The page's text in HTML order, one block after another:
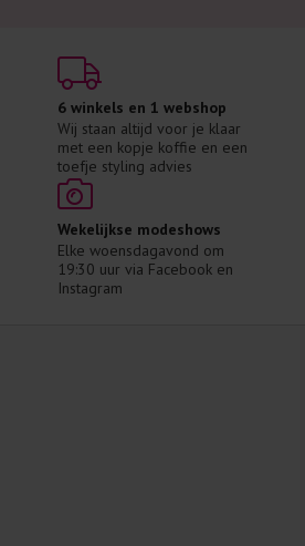
6 winkels en 1 webshop
Wij staan altijd voor je klaar
met een kopje koffie en een
toefje styling advies
Wekelijkse modeshows
Elke woensdagavond om
19:30 uur via Facebook en
Instagram